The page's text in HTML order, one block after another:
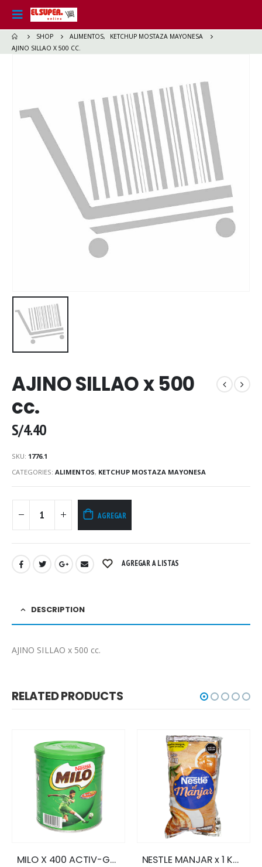
SHOP ALIMENTOS,
KETCHUP MOSTAZA MAYONESA
AJINO SILLAO X 500 CC.
AJINO SILLAO x 500
cc.
S/4.40
SKU: 1776.1
CATEGORIES: ALIMENTOS, KETCHUP MOSTAZA MAYONESA
AGREGAR
AGREGAR A LISTAS
DESCRIPTION
AJINO SILLAO x 500 cc.
RELATED PRODUCTS
NESTLE MANJAR x 1 KG.BOLSA ECCO X 190 GR.LATA